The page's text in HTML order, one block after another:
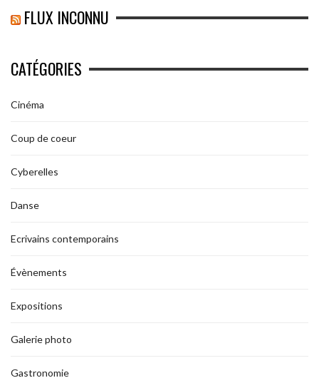
FLUX INCONNU
CATÉGORIES
Cinéma
Coup de coeur
Cyberelles
Danse
Ecrivains contemporains
Évènements
Expositions
Galerie photo
Gastronomie